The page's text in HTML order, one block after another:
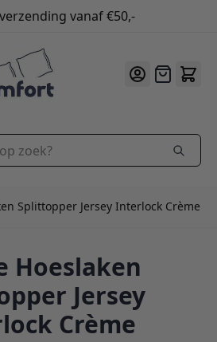
vanaf €50,-
9.2/10
Offerte
Splittopper Jersey Interlock Crème
Hoeslaken
Jersey
Crème